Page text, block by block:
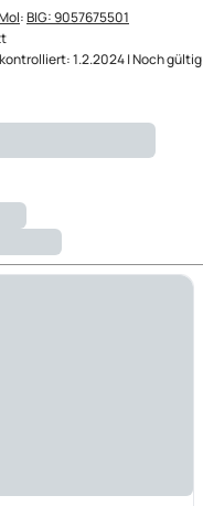
:BIG: 9057675501
1.2.2024 | Noch gültig